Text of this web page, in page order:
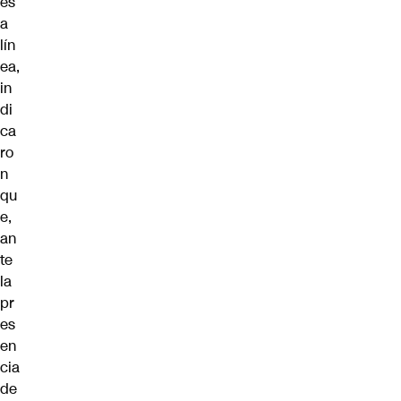
a
lín
ea,
in
di
ca
ro
n
qu
e,
an
te
la
pr
es
en
cia
de